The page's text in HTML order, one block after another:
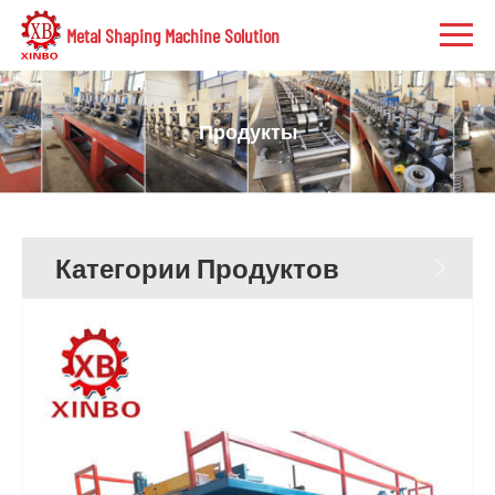
Metal Shaping Machine Solution
Продукты
Категории Продуктов